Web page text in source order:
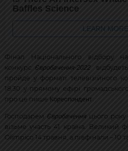
Фінал Національного відбору
конкурс Євробачення-2022
пройде у форматі телевізійного
18:30 у прямому ефірі
про це пише Кореспондент.
Господарем Євробаченняцього року
візьме участь 41 країна. Великий
Olimpico 14 травня, а півфінали – 10